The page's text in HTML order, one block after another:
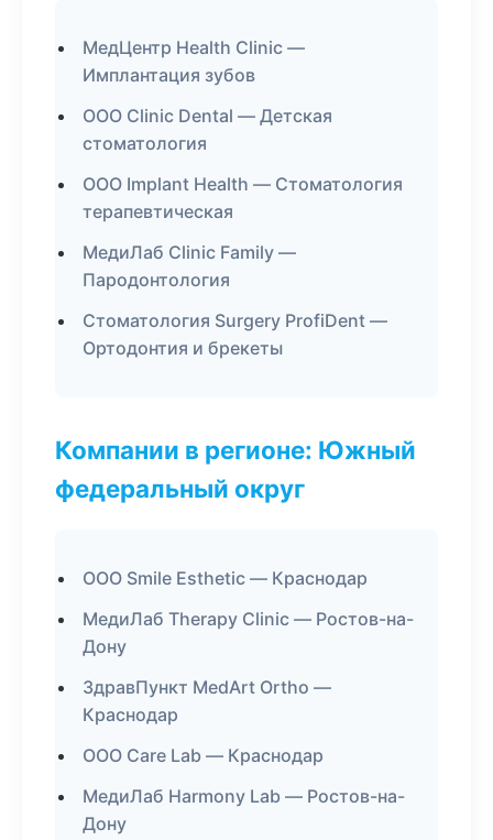
МедЦентр Health Clinic —
Имплантация зубов
ООО Clinic Dental — Детская
стоматология
ООО Implant Health — Стоматология
терапевтическая
МедиЛаб Clinic Family —
Пародонтология
Стоматология Surgery ProfiDent —
Ортодонтия и брекеты
Компании в регионе: Южный
федеральный округ
ООО Smile Esthetic — Краснодар
МедиЛаб Therapy Clinic — Ростов-на-
Дону
ЗдравПункт MedArt Ortho —
Краснодар
ООО Care Lab — Краснодар
МедиЛаб Harmony Lab — Ростов-на-
Дону